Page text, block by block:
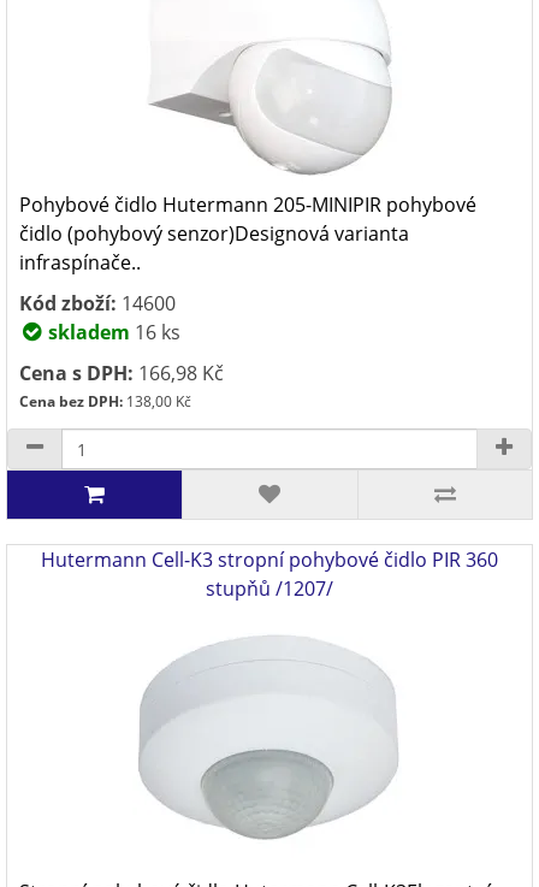
Pohybové čidlo Hutermann 205-MINIPIR pohybové
čidlo (pohybový senzor)Designová varianta
infraspínače..
Kód zboží: 14600
skladem 16 ks
Cena s DPH: 166,98 Kč
Cena bez DPH: 138,00 Kč
Hutermann Cell-K3 stropní pohybové čidlo PIR 360
stupňů /1207/